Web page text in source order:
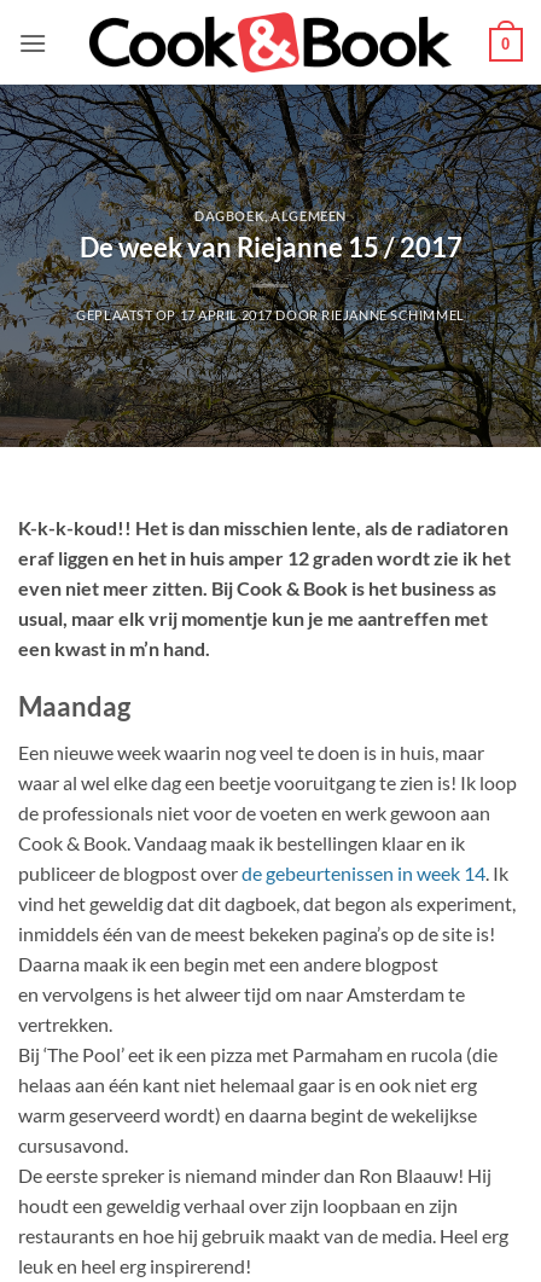
naar
0
DAGBOEK,ALGEMEEN
De week van Riejanne 15 / 2017
GEPLAATST OP17 APRIL 2017DOORRIEJANNE SCHIMMEL
K-k-k-koud!! Het is dan misschien lente, als de radiatoren
eraf liggen en het in huis amper 12 graden wordt zie ik het
even niet meer zitten. Bij Cook & Book is het business as
usual, maar elk vrij momentje kun je me aantreffen met
een kwast in m’n hand.
Maandag
Een nieuwe week waarin nog veel te doen is in huis, maar
waar al wel elke dag een beetje vooruitgang te zien is! Ik loop
de professionals niet voor de voeten en werk gewoon aan
Cook & Book. Vandaag maak ik bestellingen klaar en ik
publiceer de blogpost overde gebeurtenissen in week 14. Ik
vind het geweldig dat dit dagboek, dat begon als experiment,
inmiddels één van de meest bekeken pagina’s op de site is!
Daarna maak ik een begin met een andere blogpost
en vervolgens is het alweer tijd om naar Amsterdam te
vertrekken.
Bij ‘The Pool’ eet ik een pizza met Parmaham en rucola (die
helaas aan één kant niet helemaal gaar is en ook niet erg
warm geserveerd wordt) en daarna begint de wekelijkse
cursusavond.
De eerste spreker is niemand minder dan Ron Blaauw! Hij
houdt een geweldig verhaal over zijn loopbaan en zijn
restaurants en hoe hij gebruik maakt van de media. Heel erg
leuk en heel erg inspirerend!